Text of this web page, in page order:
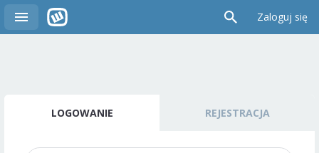
Zaloguj się
LOGOWANIE REJESTRACJA